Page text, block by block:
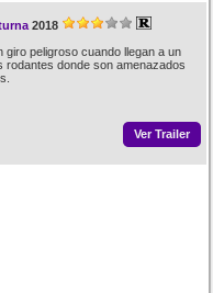
2018
giro peligroso cuando llegan a un
rodantes donde son amenazados
Ver Trailer